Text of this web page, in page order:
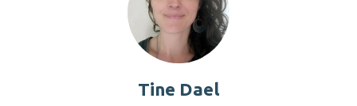
Tine Dael